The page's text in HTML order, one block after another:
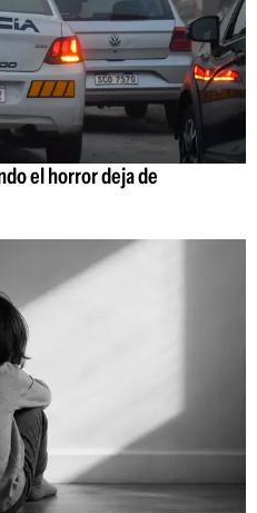
el horror deja de